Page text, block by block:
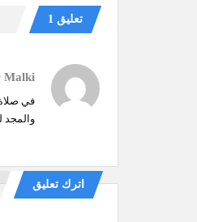
تعليق 1
Malki
في صلاة
والمجد
اترك تعليق